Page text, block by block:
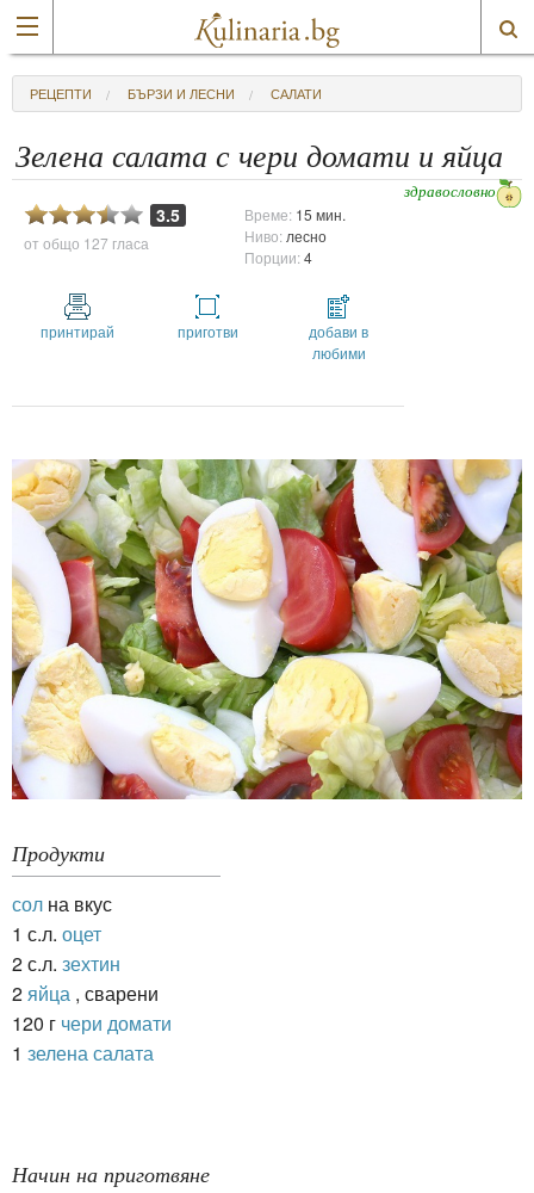
РЕЦЕПТИ БЪРЗИ И ЛЕСНИ САЛАТИ
Зелена салата с чери домати и яйца
здравословно
3.5
от общо 127 гласа
Време: 15 мин.
Ниво: лесно
Порции:4
принтирай приготви
добави в
любими
Продукти
сол на вкус
1 с.л. оцет
2 с.л. зехтин
2 яйца , сварени
120 г чери домати
1 зелена салата
Начин на приготвяне